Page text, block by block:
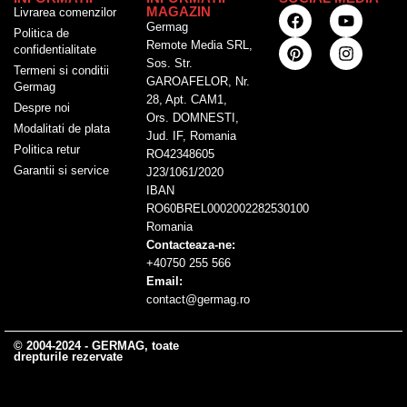
Livrarea comenzilor
Politica de
confidentialitate
Termeni si conditii
Germag
Despre noi
Modalitati de plata
Politica retur
Garantii si service
MAGAZIN
Germag
Remote Media SRL,
Sos. Str.
GAROAFELOR, Nr.
28, Apt. CAM1,
Ors. DOMNESTI,
Jud. IF, Romania
RO42348605
J23/1061/2020
IBAN
RO60BREL0002002282530100
Romania
Contacteaza-ne:
+40750 255 566
Email:
contact@germag.ro
© 2004-2024 - GERMAG, toate
drepturile rezervate